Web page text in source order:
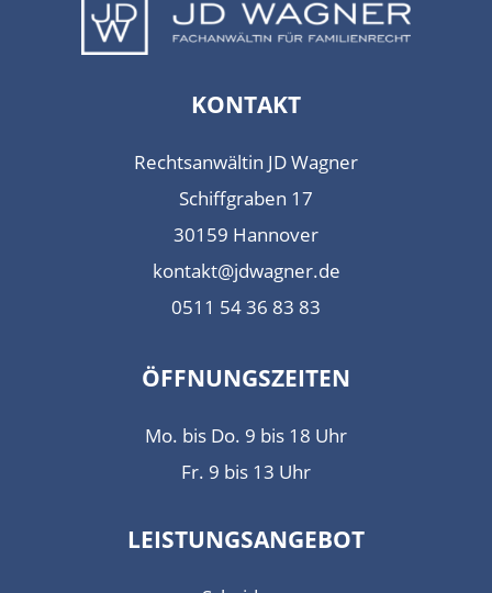
KONTAKT
Rechtsanwältin JD Wagner
Schiffgraben 17
30159 Hannover
kontakt@jdwagner.de
0511 54 36 83 83
ÖFFNUNGSZEITEN
Mo. bis Do. 9 bis 18 Uhr
Fr. 9 bis 13 Uhr
LEISTUNGSANGEBOT